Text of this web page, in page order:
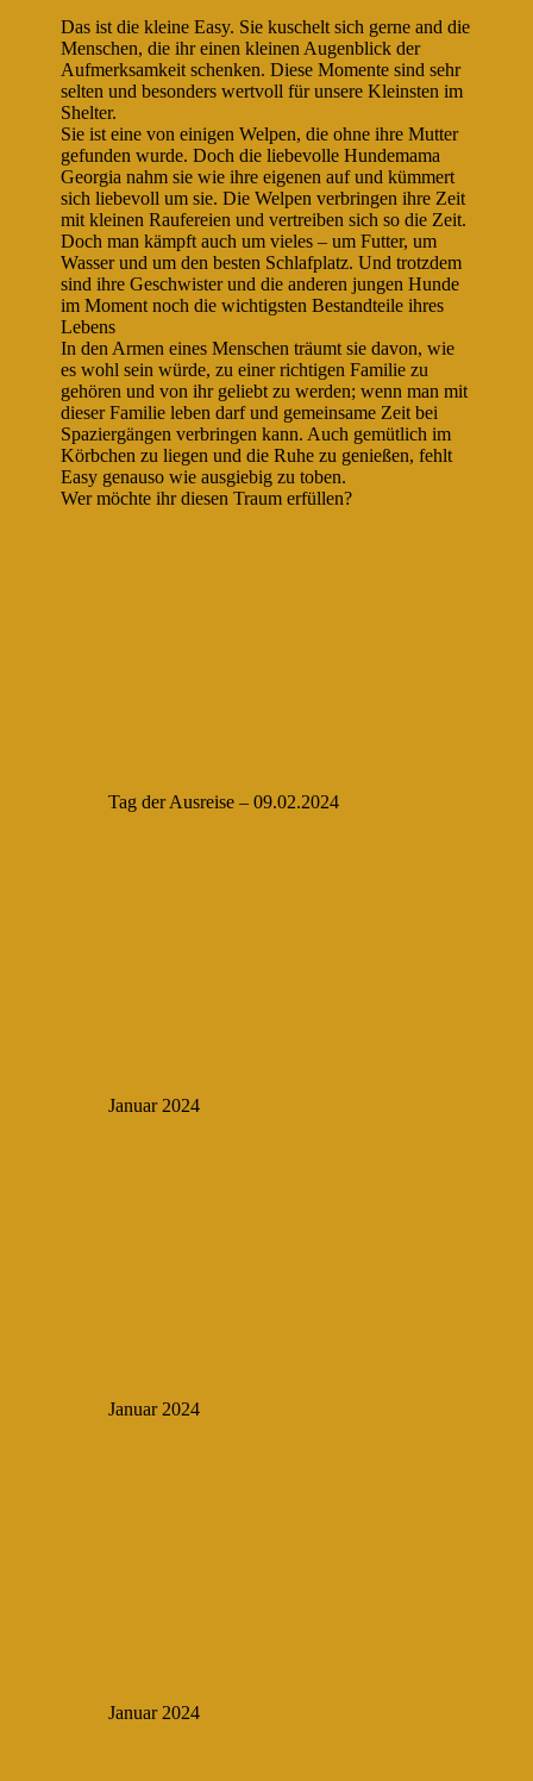
Das ist die kleine Easy. Sie kuschelt sich gerne and die
Menschen, die ihr einen kleinen Augenblick der
Aufmerksamkeit schenken. Diese Momente sind sehr
selten und besonders wertvoll für unsere Kleinsten im
Shelter.
Sie ist eine von einigen Welpen, die ohne ihre Mutter
gefunden wurde. Doch die liebevolle Hundemama
Georgia nahm sie wie ihre eigenen auf und kümmert
sich liebevoll um sie. Die Welpen verbringen ihre Zeit
mit kleinen Raufereien und vertreiben sich so die Zeit.
Doch man kämpft auch um vieles – um Futter, um
Wasser und um den besten Schlafplatz. Und trotzdem
sind ihre Geschwister und die anderen jungen Hunde
im Moment noch die wichtigsten Bestandteile ihres
Lebens
In den Armen eines Menschen träumt sie davon, wie
es wohl sein würde, zu einer richtigen Familie zu
gehören und von ihr geliebt zu werden; wenn man mit
dieser Familie leben darf und gemeinsame Zeit bei
Spaziergängen verbringen kann. Auch gemütlich im
Körbchen zu liegen und die Ruhe zu genießen, fehlt
Easy genauso wie ausgiebig zu toben.
Wer möchte ihr diesen Traum erfüllen?
Tag der Ausreise – 09.02.2024
Januar 2024
Januar 2024
Januar 2024